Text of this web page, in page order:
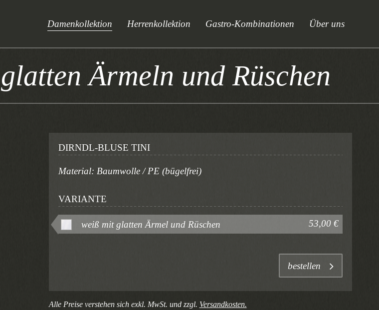
Damenkollektion Herrenkollektion Gastro-Kombinationen Über uns
Ärmeln und Rüschen
DIRNDL-BLUSE TINI
Material: Baumwolle / PE (bügelfrei)
VARIANTE
weiß mit glatten Ärmel und Rüschen 53,00 €
bestellen
Alle Preise verstehen sich exkl. MwSt. und zzgl. Versandkosten.